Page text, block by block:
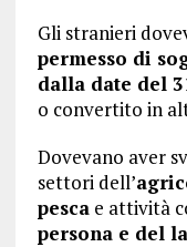
Gli stranieri
permesso di
dalla date del
o convertito in
Dovevano aver
settori dell’
pescae attività
persona e del